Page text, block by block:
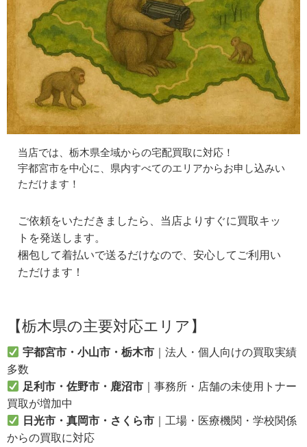
当店では、栃木県全域からの宅配買取に対応！
宇都宮市を中心に、県内すべてのエリアからお申し込みい
ただけます！
ご依頼をいただきましたら、当店よりすぐに買取キッ
トを発送します。
梱包して着払いで送るだけなので、安心してご利用い
ただけます！
【栃木県の主要対応エリア】
宇都宮市・小山市・栃木市 ｜法人・個人向けの買取実績
多数
足利市・佐野市・鹿沼市 ｜事務所・店舗の未使用トナー
買取が増加中
日光市・真岡市・さくら市 ｜工場・医療機関・学校関係
からの買取に対応